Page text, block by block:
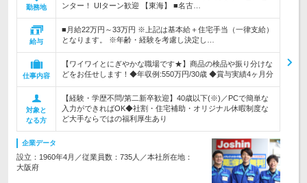
勤務地
ンター！ UIターン歓迎 【東海】 ■名古…
給与
■月給22万円～33万円 ※上記は基本給＋住宅手当（一律支給）
となります。 ※年齢・経験を考慮し決定し…
仕事内容
【ワイワイとにぎやかな職場です★】商品の検品や振り分けな
どをお任せします！◆年収例:550万円/30歳 ◆賞与実績4ヶ月分
対象と
なる方
【経験・学歴不問/第二新卒歓迎】40歳以下(※)／PCで簡単な
入力ができればOK◆社割・住宅補助・オリジナル休暇制度な
ど大手ならではの福利厚生あり
企業データ
設立：1960年4月／従業員数：735人／本社所在地：
大阪府